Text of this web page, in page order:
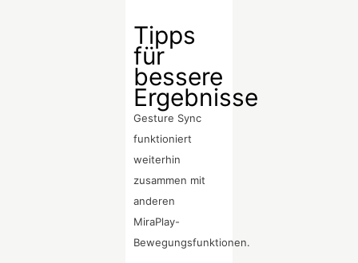
Tipps
für
bessere
Ergebnisse
Gesture Sync
funktioniert
weiterhin
zusammen mit
anderen
MiraPlay-
Bewegungsfunktionen.